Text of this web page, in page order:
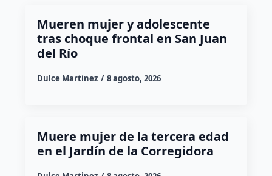
Mueren mujer y adolescente
tras choque frontal en San Juan
del Río
Dulce Martinez 8 agosto, 2026
Muere mujer de la tercera edad
en el Jardín de la Corregidora